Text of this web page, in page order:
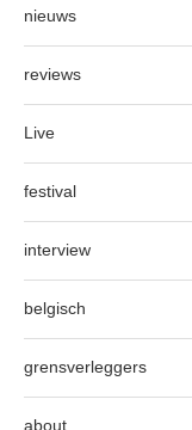
nieuws
reviews
Live
festival
interview
belgisch
grensverleggers
about